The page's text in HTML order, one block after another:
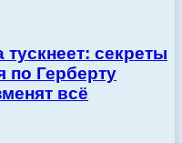
секреты
по Герберту
всё